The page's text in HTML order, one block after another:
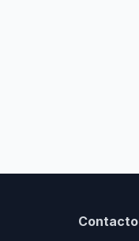
Contacto